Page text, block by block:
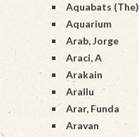
Aquabats (The)
Aquarium
Arab, Jorge
Araci, A
Arakain
Arallu
Arar, Funda
Aravan